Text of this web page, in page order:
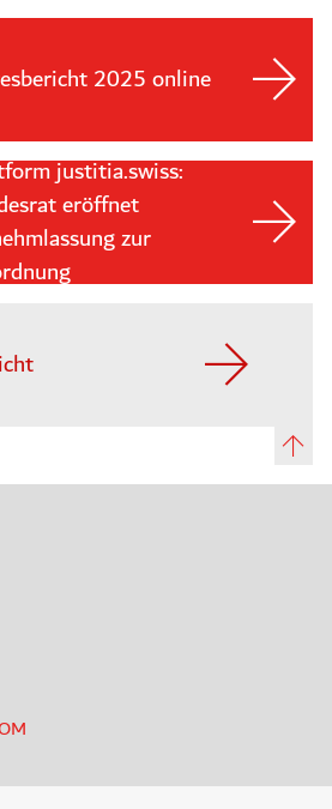
2025 online
justitia.swiss:
eröffnet
zur